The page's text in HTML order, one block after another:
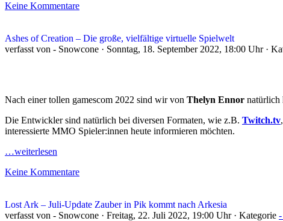
Keine Kommentare
Ashes of Creation – Die große, vielfältige virtuelle Spielwelt
verfasst von - Snowcone · Sonntag, 18. September 2022, 18:00 Uhr ·
Nach einer tollen gamescom 2022 sind wir von Thelyn Ennor natürlich
Die Entwickler sind natürlich bei diversen Formaten, wie z.B. Twitch.tv
interessierte MMO Spieler:innen heute informieren möchten.
…weiterlesen
Keine Kommentare
Lost Ark – Juli-Update Zauber in Pik kommt nach Arkesia
verfasst von - Snowcone · Freitag, 22. Juli 2022, 19:00 Uhr · Kategorie